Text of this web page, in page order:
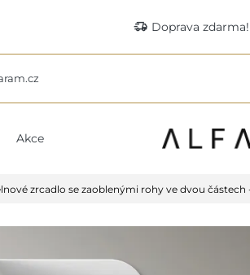
delivery_truck_speed Doprava
Akce
zrcadlo se zaoblenými rohy ve dvou částech